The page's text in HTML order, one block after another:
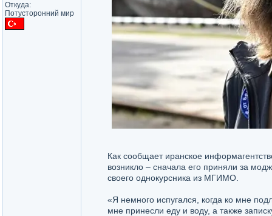
Откуда:
Потусторонний мир
Как сообщает иранское
возникло – сначала его приняли за
своего однокурсника из МГИМО.
«Я немного испугался, когда ко мне
мне принесли еду и воду, а также